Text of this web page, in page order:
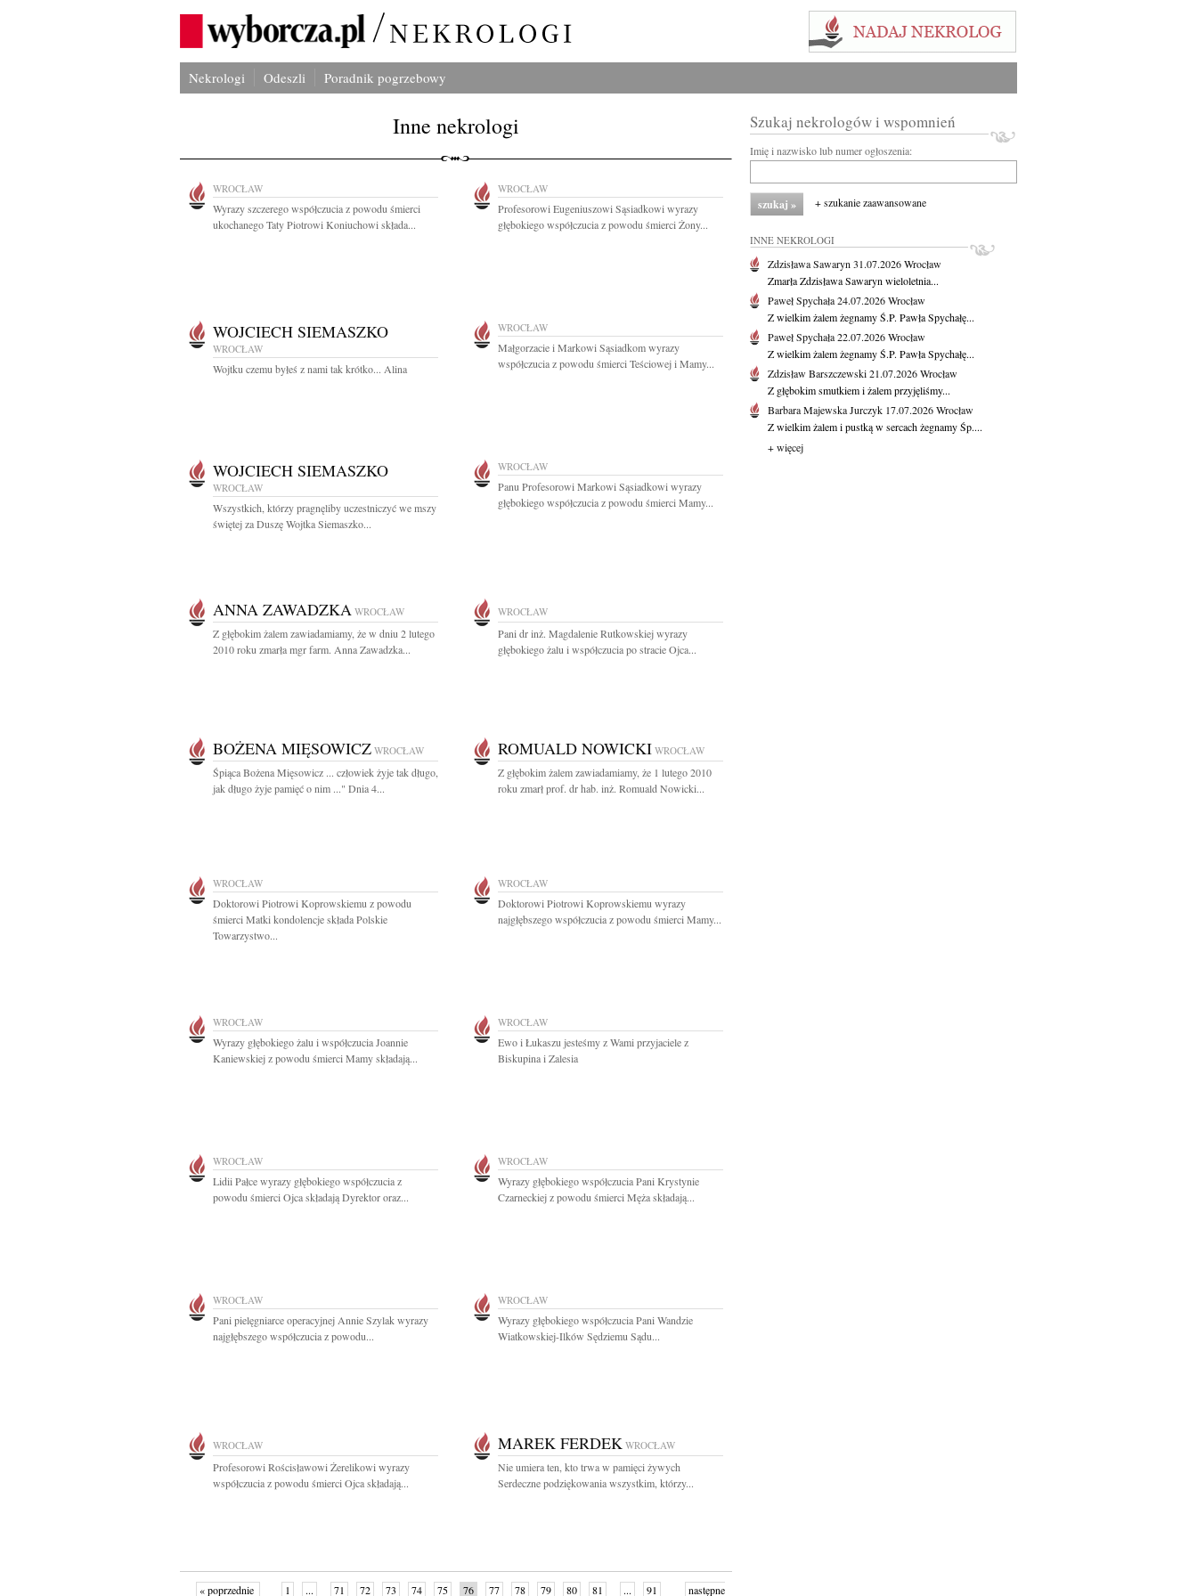
Nekrologi Odeszli Poradnik pogrzebowy
Inne nekrologi
WROCŁAW
Wyrazy szczerego współczucia z powodu śmierci
ukochanego Taty Piotrowi Koniuchowi składa...
WROCŁAW
Profesorowi Eugeniuszowi Sąsiadkowi wyrazy
głębokiego współczucia z powodu śmierci Żony...
WOJCIECH SIEMASZKO
WROCŁAW
Wojtku czemu byłeś z nami tak krótko... Alina
WROCŁAW
Małgorzacie i Markowi Sąsiadkom wyrazy
współczucia z powodu śmierci Teściowej i Mamy...
WOJCIECH SIEMASZKO
WROCŁAW
Wszystkich, którzy pragnęliby uczestniczyć we mszy
świętej za Duszę Wojtka Siemaszko...
WROCŁAW
Panu Profesorowi Markowi Sąsiadkowi wyrazy
głębokiego współczucia z powodu śmierci Mamy...
ANNA ZAWADZKA WROCŁAW
Z głębokim żalem zawiadamiamy, że w dniu 2 lutego
2010 roku zmarła mgr farm. Anna Zawadzka...
WROCŁAW
Pani dr inż. Magdalenie Rutkowskiej wyrazy
głębokiego żalu i współczucia po stracie Ojca...
BOŻENA MIĘSOWICZ WROCŁAW
Śpiąca Bożena Mięsowicz ... człowiek żyje tak długo,
jak długo żyje pamięć o nim ..." Dnia 4...
ROMUALD NOWICKI WROCŁAW
Z głębokim żalem zawiadamiamy, że 1 lutego 2010
roku zmarł prof. dr hab. inż. Romuald Nowicki...
WROCŁAW
Doktorowi Piotrowi Koprowskiemu z powodu
śmierci Matki kondolencje składa Polskie
Towarzystwo...
WROCŁAW
Doktorowi Piotrowi Koprowskiemu wyrazy
najgłębszego współczucia z powodu śmierci Mamy...
WROCŁAW
Wyrazy głębokiego żalu i współczucia Joannie
Kaniewskiej z powodu śmierci Mamy składają...
WROCŁAW
Ewo i Łukaszu jesteśmy z Wami przyjaciele z
Biskupina i Zalesia
WROCŁAW
Lidii Pałce wyrazy głębokiego współczucia z
powodu śmierci Ojca składają Dyrektor oraz...
WROCŁAW
Wyrazy głębokiego współczucia Pani Krystynie
Czarneckiej z powodu śmierci Męża składają...
WROCŁAW
Pani pielęgniarce operacyjnej Annie Szylak wyrazy
najgłębszego współczucia z powodu...
WROCŁAW
Wyrazy głębokiego współczucia Pani Wandzie
Wiatkowskiej-Ilków Sędziemu Sądu...
WROCŁAW
Profesorowi Rościsławowi Żerelikowi wyrazy
współczucia z powodu śmierci Ojca składają...
MAREK FERDEK WROCŁAW
Nie umiera ten, kto trwa w pamięci żywych
Serdeczne podziękowania wszystkim, którzy...
« poprzednie 1 ... 71 72 73 74 75 76 77 78 79 80 81 ... 91 następne
Szukaj nekrologów i wspomnień
Imię i nazwisko lub numer ogłoszenia:
+ szukanie zaawansowane
INNE NEKROLOGI
Zdzisława Sawaryn 31.07.2026Wrocław
Zmarła Zdzisława Sawaryn wieloletnia...
Paweł Spychała24.07.2026Wrocław
Z wielkim żalem żegnamy Ś.P. Pawła Spychałę...
Paweł Spychała22.07.2026Wrocław
Z wielkim żalem żegnamy Ś.P. Pawła Spychałę...
Zdzisław Barszczewski21.07.2026Wrocław
Z głębokim smutkiem i żalem przyjęliśmy...
Barbara Majewska Jurczyk 17.07.2026Wrocław
Z wielkim żalem i pustką w sercach żegnamy Śp....
+ więcej